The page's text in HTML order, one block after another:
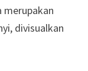
merupakan
divisualkan